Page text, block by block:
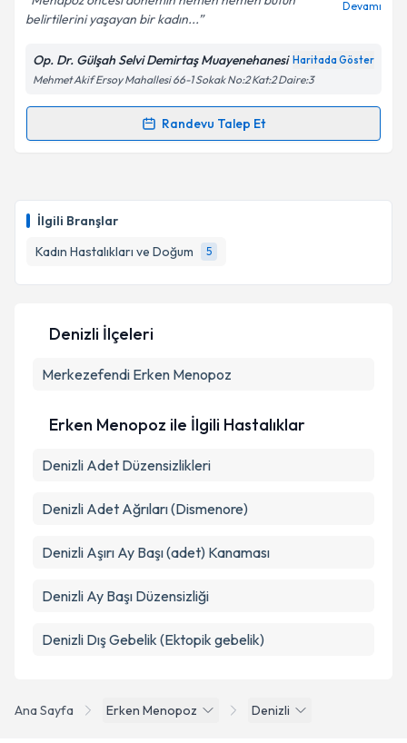
İlgili Branşlar
Kadın Hastalıkları ve Doğum
5
belirtilerini yaşayan bir kadın...
Devamı
Op. Dr. Gülşah Selvi Demirtaş Muayenehanesi Haritada Göster
Mehmet Akif Ersoy Mahallesi 66-1 Sokak No:2 Kat:2 Daire:3
Randevu Talep Et
Randevu Takvimi Talebi
için bir takvim hazırlandığında e-posta ile
bilgilendireceğiz.
E-posta Adresiniz
Kişisel verilerimin işlenmesine ilişkin
Takvim Talebini Gönder
Ana Sayfa Erken Menopoz Denizli
Denizli İlçeleri
Merkezefendi Erken Menopoz
Erken Menopoz ile İlgili Hastalıklar
Denizli Adet Düzensizlikleri
Denizli Adet Ağrıları (Dismenore)
Denizli Aşırı Ay Başı (adet) Kanaması
Denizli Ay Başı Düzensizliği
Denizli Dış Gebelik (Ektopik gebelik)